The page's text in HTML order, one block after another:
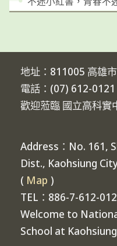
地址：811005 高雄
電話：(07) 612-0121
歡迎蒞臨 國立高科實
Address：No. 161,
Dist., Kaohsiung
( Map )
TEL：886-7-612-
Welcome to
School at